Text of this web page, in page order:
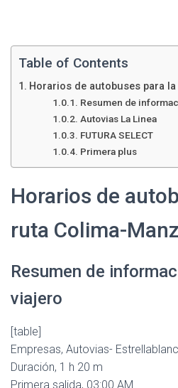
Table of Contents
Horarios de autobuses para
Resumen de
Autovias La Linea
FUTURA SELECT
Primera plus
Horarios de
ruta Colima-
Resumen de
viajero
[table]
Empresas, Autovias-
Duración, 1 h 20 m
Primera salida, 03:00 AM